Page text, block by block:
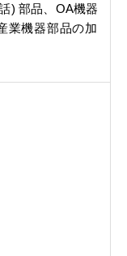
) 部品、OA機器
業機器部品の加